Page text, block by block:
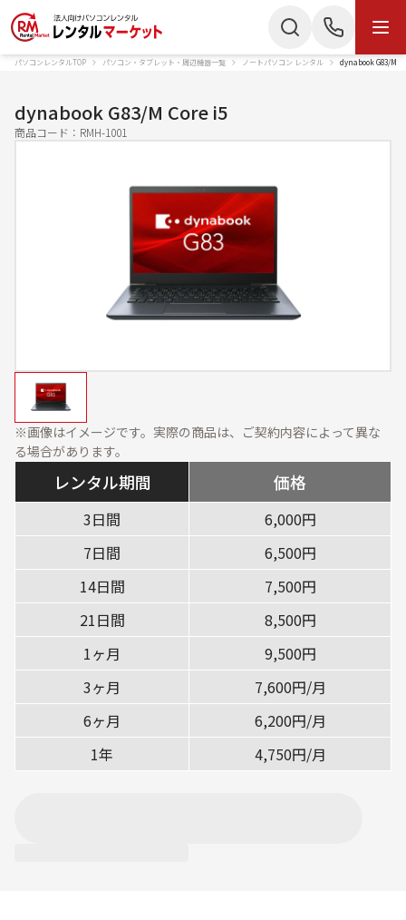
商品カテゴリー
IPad
Wi-Fiルーター
液晶ディスプレイ
プロジェクター
展示会・オフィス什器 周辺機器
ソフトウェア・オプショ
サービス・ソリューション
標準サービス 安心補償プラン
キッティング データ消去
設定・設置／オンサイト
ご利用ガイド
ご利用の流れ ご返却方法
レンタル利用期間につい
050-3135-2199
お問い合わせ
資料ダウンロード
パソコンレンタルTOP パソコン・タブレット・周辺機器一覧 ノートパソコン レンタル dynabook G83/M
レンタル期間 価格
3日間
6,000円
7日間
6,500円
14日間
7,500円
21日間
8,500円
1ヶ月
9,500円
3ヶ月
7,600円/月
6ヶ月
6,200円/月
1年
4,750円/月
※画像はイメージです。実際の商品は、ご契約内容によって異な
る場合があります。
dynabook G83/M Core i5
商品コード： RMH-1001